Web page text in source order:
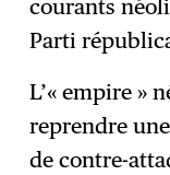
courants
Parti
L’« empire »
reprendre
de contre-